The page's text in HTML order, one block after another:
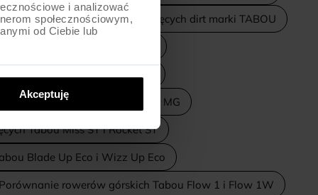
i analizować
społecznościowym,
od Ciebie lub
Akceptuję
Porównanie rowerów dziecięcych dirt marki TABOU
TABOU Miss FR i Rocket FR
Miss Lite MG i Rocket Lite MG
Tabou Miss ST i Rocket ST
Blade Up Eco i Wizz Up Eco
Porównanie rowerów górskich Tabou Flow 1 i Flow 1W